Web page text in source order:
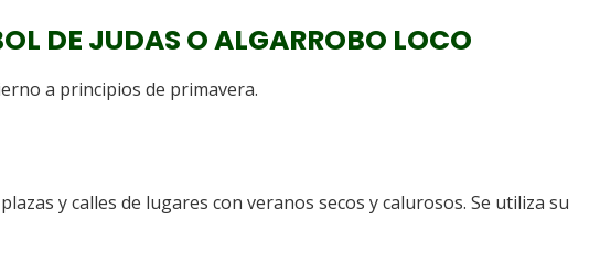
DE JUDAS O ALGARROBO LOCO
a principios de primavera.
y calles de lugares con veranos secos y calurosos. Se utiliza su